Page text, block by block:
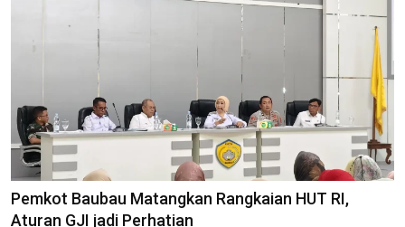
Pemkot Baubau Matangkan Rangkaian HUT RI,
Aturan GJI jadi Perhatian